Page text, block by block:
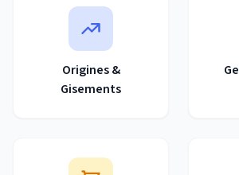
Origines &
Gisements